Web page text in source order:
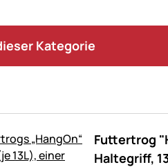
Kategorie
Futtertrog
Haltegriff,